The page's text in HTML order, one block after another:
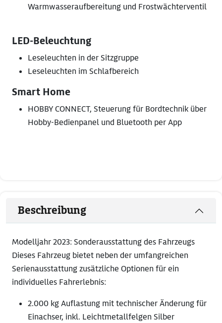
Warmwasseraufbereitung und Frostwächterventil
LED-Beleuchtung
Leseleuchten in der Sitzgruppe
Leseleuchten im Schlafbereich
Smart Home
HOBBY CONNECT, Steuerung für Bordtechnik über
Hobby-Bedienpanel und Bluetooth per App
Beschreibung
Modelljahr 2023: Sonderausstattung des Fahrzeugs
Dieses Fahrzeug bietet neben der umfangreichen
Serienausstattung zusätzliche Optionen für ein
individuelles Fahrerlebnis:
2.000 kg Auflastung mit technischer Änderung für
Einachser, inkl. Leichtmetallfelgen Silber